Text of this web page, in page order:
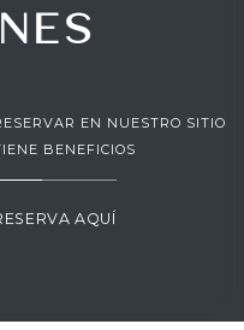
EN NUESTRO SITIO
BENEFICIOS
AQUÍ